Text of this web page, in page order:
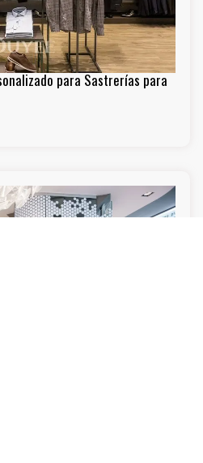
para Sastrerías para